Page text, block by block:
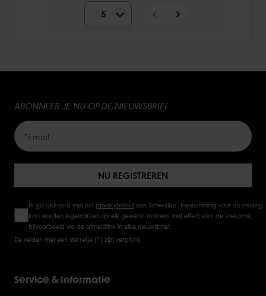
5 5
20
ABONNEER JE NU OP DE NIEUWSBRIEF
NU REGISTREREN
Ik ga akkoord met het privacybeleid van Schwalbe. Toestemming voor de mailing
kan worden ingetrokken op elk gewenst moment met effect voor de toekomst,
bijvoorbeeld via de afmeldlink in elke nieuwsbrief.
De velden met een sterretje (*) zijn verplicht.
Service & Informatie